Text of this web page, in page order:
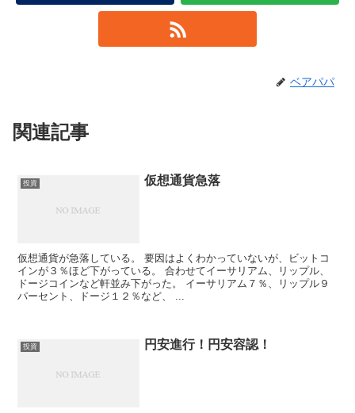
ベアパパ
関連記事
投資 仮想通貨急落
仮想通貨が急落している。 要因はよくわかっていないが、ビットコ
インが３％ほど下がっている。 合わせてイーサリアム、リップル、
ドージコインなど軒並み下がった。 イーサリアム７％、リップル９
パーセント、ドージ１２％など、 ...
投資 円安進行！円安容認！